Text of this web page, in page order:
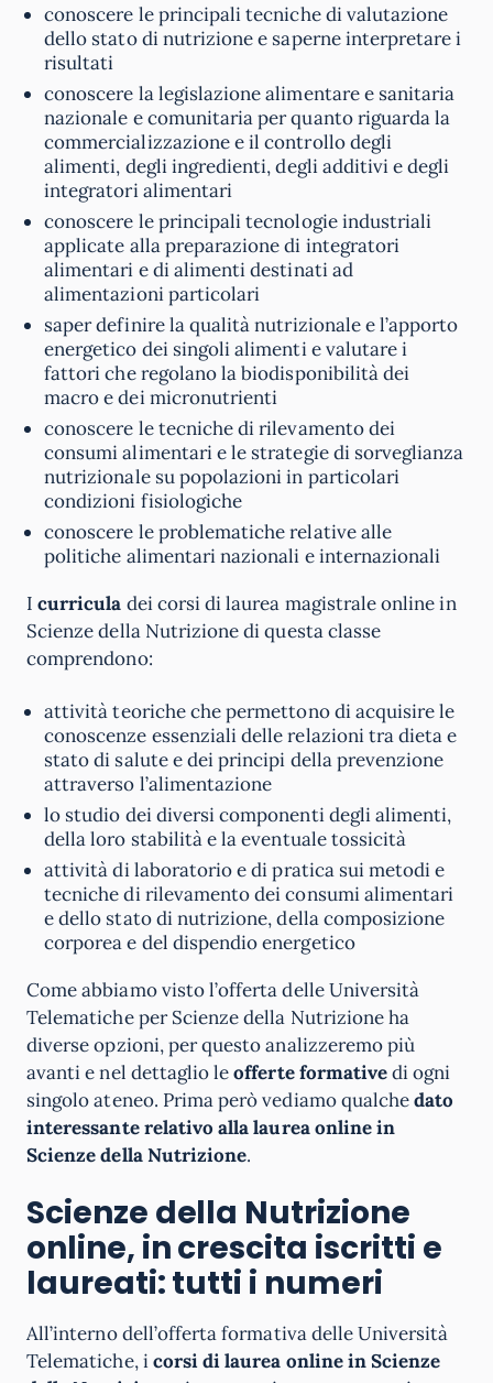
conoscere le principali tecniche di valutazione
dello stato di nutrizione e saperne interpretare i
risultati
conoscere la legislazione alimentare e sanitaria
nazionale e comunitaria per quanto riguarda la
commercializzazione e il controllo degli
alimenti, degli ingredienti, degli additivi e degli
integratori alimentari
conoscere le principali tecnologie industriali
applicate alla preparazione di integratori
alimentari e di alimenti destinati ad
alimentazioni particolari
saper definire la qualità nutrizionale e l’apporto
energetico dei singoli alimenti e valutare i
fattori che regolano la biodisponibilità dei
macro e dei micronutrienti
conoscere le tecniche di rilevamento dei
consumi alimentari e le strategie di sorveglianza
nutrizionale su popolazioni in particolari
condizioni fisiologiche
conoscere le problematiche relative alle
politiche alimentari nazionali e internazionali
Icurricula dei corsi di laurea magistrale online in
Scienze della Nutrizione di questa classe
comprendono:
attività teoriche che permettono di acquisire le
conoscenze essenziali delle relazioni tra dieta e
stato di salute e dei principi della prevenzione
attraverso l’alimentazione
lo studio dei diversi componenti degli alimenti,
della loro stabilità e la eventuale tossicità
attività di laboratorio e di pratica sui metodi e
tecniche di rilevamento dei consumi alimentari
e dello stato di nutrizione, della composizione
corporea e del dispendio energetico
Come abbiamo visto l’offerta delle Università
Telematiche per Scienze della Nutrizione ha
diverse opzioni, per questo analizzeremo più
avanti e nel dettaglio leofferte formativedi ogni
singolo ateneo. Prima però vediamo qualchedato
interessante relativo alla laurea online in
Scienze della Nutrizione.
Scienze della Nutrizione
online, in crescita iscritti e
laureati: tutti i numeri
All’interno dell’offerta formativa delle Università
Telematiche, icorsi di laurea online in Scienze